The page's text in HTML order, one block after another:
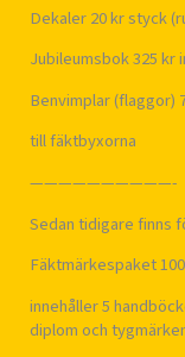
Dekaler 20 kr styck
Jubileumsbok 325 kr
Benvimplar (flaggor)
till fäktbyxorna
——————————-
Sedan tidigare finns
Fäktmärkespaket
innehåller 5
diplom och